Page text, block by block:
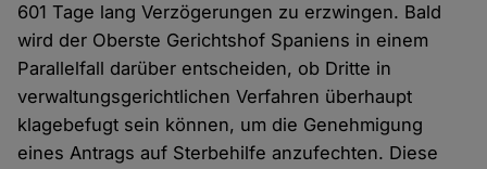
601 Tage lang Verzögerungen zu erzwingen. Bald
wird der Oberste Gerichtshof Spaniens in einem
Parallelfall darüber entscheiden, ob Dritte in
verwaltungsgerichtlichen Verfahren überhaupt
klagebefugt sein können, um die Genehmigung
eines Antrags auf Sterbehilfe anzufechten. Diese